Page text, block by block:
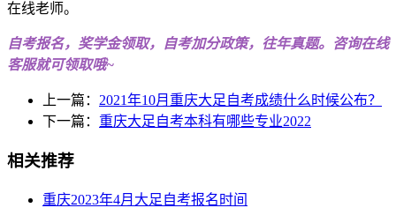
在线老师。
自考报名，奖学金领取，自考加分政策，往年真题。咨询在线
客服就可领取哦~
上一篇： 2021年10月重庆大足自考成绩什么时候公布？
下一篇： 重庆大足自考本科有哪些专业2022
相关推荐
重庆2023年4月大足自考报名时间